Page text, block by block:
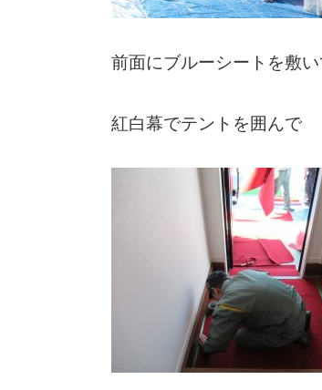
前面にブルーシートを敷
紅白幕でテントを囲んで